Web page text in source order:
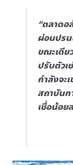
“ตลาดอ
ผ่อนปรน
ขณะเดีย
ปรับตัวเ
กำลังจะ
สถาบันก
เชื่อน้อย